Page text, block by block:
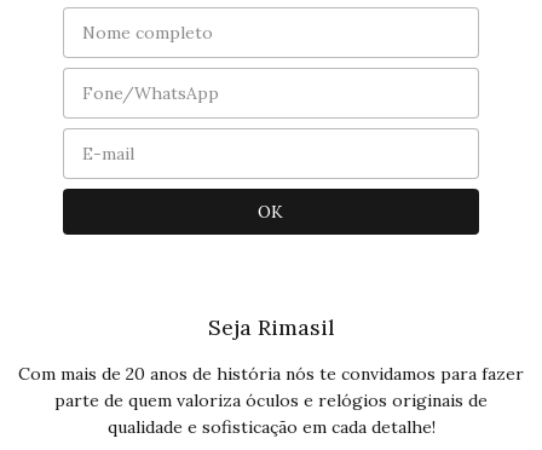
Seja Rimasil
Com mais de 20 anos de história nós te convidamos para fazer
parte de quem valoriza óculos e relógios originais de
qualidade e sofisticação em cada detalhe!